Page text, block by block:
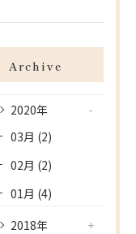
Archive
2020年
03月 (2)
02月 (2)
01月 (4)
2018年